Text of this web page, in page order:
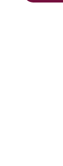
clave